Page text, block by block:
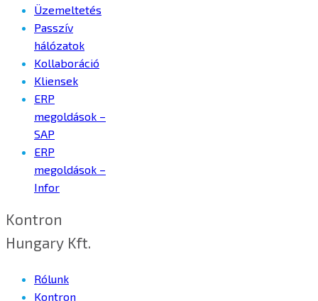
Üzemeltetés
Passzív
hálózatok
Kollaboráció
Kliensek
ERP
megoldások –
SAP
ERP
megoldások –
Infor
Kontron
Hungary Kft.
Rólunk
Kontron